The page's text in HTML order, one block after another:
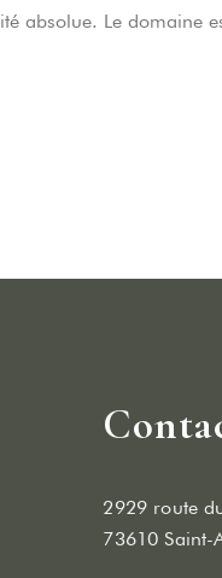
absolue. Le domaine
2929 route
73610 Saint-